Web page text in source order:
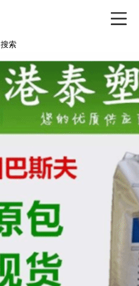
搜索